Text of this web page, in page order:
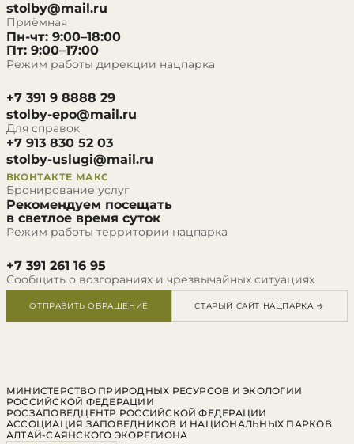
stolby@mail.ru
Приёмная
Пн-чт: 9:00–18:00
Пт: 9:00–17:00
Режим работы дирекции нацпарка
+7 391 9 8888 29
stolby-epo@mail.ru
Для справок
+7 913 830 52 03
stolby-uslugi@mail.ru
ВКОНТАКТЕ МАКС
Бронирование услуг
Рекомендуем посещать
в светлое время суток
Режим работы территории нацпарка
+7 391 261 16 95
Сообщить о возгораниях и чрезвычайных ситуациях
ОТПРАВИТЬ ОБРАЩЕНИЕ СТАРЫЙ САЙТ НАЦПАРКА →
МИНИСТЕРСТВО ПРИРОДНЫХ РЕСУРСОВ И ЭКОЛОГИИ
РОССИЙСКОЙ ФЕДЕРАЦИИ
РОСЗАПОВЕДЦЕНТР РОССИЙСКОЙ ФЕДЕРАЦИИ
АССОЦИАЦИЯ ЗАПОВЕДНИКОВ И НАЦИОНАЛЬНЫХ ПАРКОВ
АЛТАЙ-САЯНСКОГО ЭКОРЕГИОНА